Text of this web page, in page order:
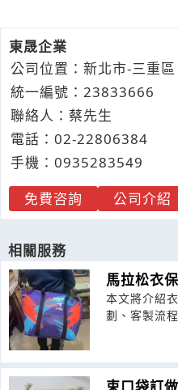
東晟企業
公司位置：新北市-三重區
統一編號：23833666
聯絡人：蔡先生
電話： 02-22806384
手機： 0935283549
免費咨詢
公司介紹
相關服務
馬拉松衣
本文將介紹
劃、客製流